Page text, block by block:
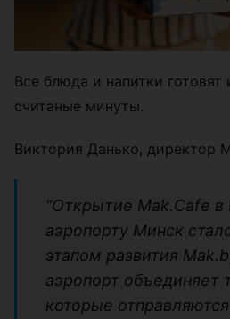
Все блюда и напитки готовят
считаные минуты.
Виктория Данько, директор
“Открытие Mak.Cafe
аэропорту Минск
этапом развития
аэропорт объединяет
которые